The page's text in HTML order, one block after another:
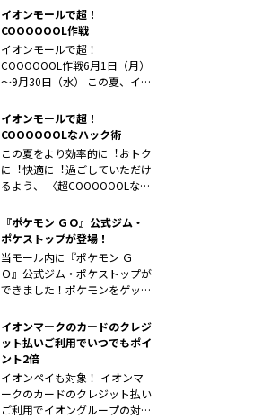
イオンモールで超！
COOOOOOL作戦
イオンモールで超！
COOOOOOL作戦6月1日（月）
～9月30日（水） この夏、イオ
イオンモールで超！
COOOOOOLなハック術
この夏をより効率的に︕おトク
に︕快適に︕過ごしていただけ
るよう、 〈超COOOOOOLなハ
『ポケモン ＧＯ』公式ジム・
ポケストップが登場！
当モール内に『ポケモン Ｇ
Ｏ』公式ジム・ポケストップが
できました！ポケモンをゲット
イオンマークのカードのクレジ
ット払いご利用でいつでもポイ
ント2倍
イオンペイも対象！ イオンマ
ークのカードのクレジット払い
ご利用でイオングループの対象